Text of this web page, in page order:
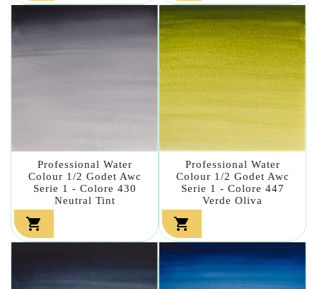
Professional Water
Colour 1/2 Godet Awc
Serie 1 - Colore 430
Neutral Tint

Professional Water
Colour 1/2 Godet Awc
Serie 1 - Colore 447
Verde Oliva
